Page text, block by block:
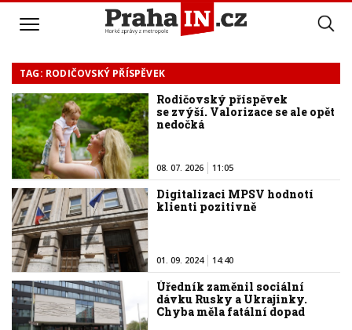
TAG: RODIČOVSKÝ PŘÍSPĚVEK
Rodičovský příspěvek
se zvýší. Valorizace se ale opět
nedočká
08. 07. 2026 11:05
Digitalizaci MPSV hodnotí
klienti pozitivně
01. 09. 2024 14:40
Úředník zaměnil sociální
dávku Rusky a Ukrajinky.
Chyba měla fatální dopad